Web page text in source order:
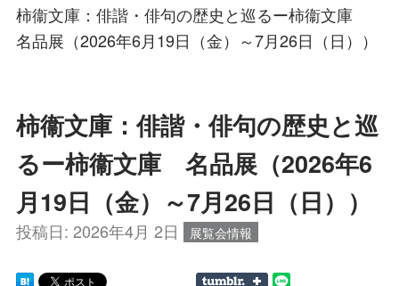
柿衞文庫：俳諧・俳句の歴史と巡るー柿衞文庫
名品展（2026年6月19日（金）～7月26日（日））
柿衞文庫：俳諧・俳句の歴史と巡
るー柿衞文庫 名品展（2026年6
月19日（金）～7月26日（日））
投稿日: 2026年4月 2日 展覧会情報